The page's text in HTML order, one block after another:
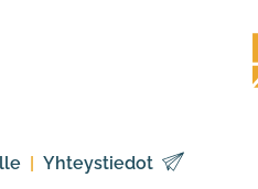
liitto
Yhteystiedot